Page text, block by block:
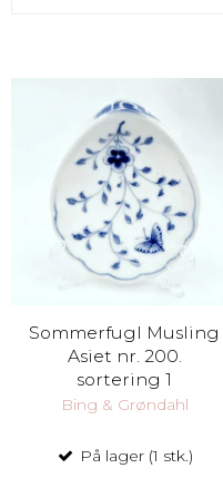
Sommerfugl Musling
Asiet nr. 200.
sortering 1
Bing & Grøndahl
På lager (1 stk.)